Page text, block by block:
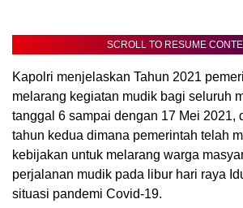
SCROLL TO RESUME
Kapolri menjelaskan Tahun 2021
melarang kegiatan mudik bagi seluruh
tanggal 6 sampai dengan 17 Mei 2021,
tahun kedua dimana pemerintah telah
kebijakan untuk melarang warga
perjalanan mudik pada libur hari raya
situasi pandemi Covid-19.